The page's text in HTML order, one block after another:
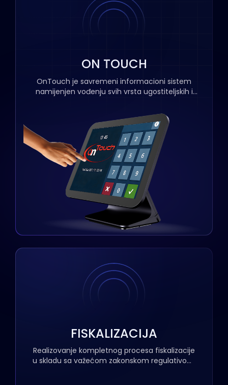
ON TOUCH
OnTouch je savremeni informacioni sistem
namijenjen vođenju svih vrsta ugostiteljskih i
važećom zakonskom regulativom, pruža visok
kvalitet usluge i pouzdanu korisničku podršku, što
ga čini idealnim rješenjem za vaše poslovne
potrebe.
FISKALIZACIJA
Realizovanje kompletnog procesa fiskalizacije
u skladu sa važećom zakonskom regulativom,